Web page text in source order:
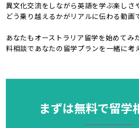
異文化交流をしながら英語を学ぶ楽しさ
どう乗り越えるかがリアルに伝わる動画
あなたもオーストラリア留学を始めてみ
料相談であなたの留学プランを一緒に考
まずは無料で留学